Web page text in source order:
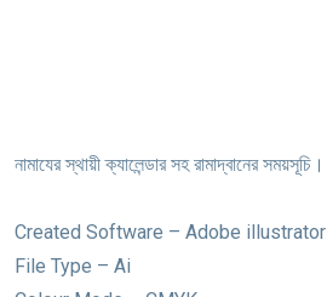
নামাযের স্থায়ী ক্যালেন্ডার সহ রামাদ্বানের সময়সূচি।
Created Software – Adobe illustrator
File Type – Ai